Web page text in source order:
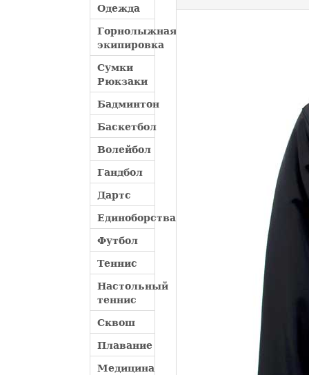
Одежда
Горнолыжная
экипировка
Сумки
Рюкзаки
Бадминтон
Баскетбол
Волейбол
Гандбол
Дартс
Единоборства
Футбол
Теннис
Настольный
теннис
Сквош
Плавание
Медицина